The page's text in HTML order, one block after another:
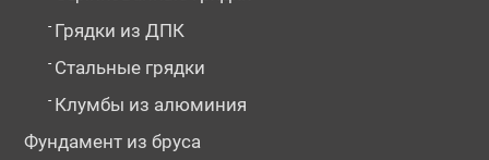
- Грядки из ДПК
- Стальные грядки
- Клумбы из алюминия
Фундамент из бруса